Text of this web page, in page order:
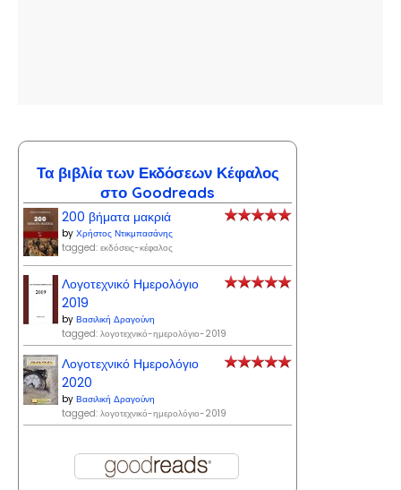
Τα βιβλία των Εκδόσεων Κέφαλος
στο Goodreads
200 βήματα μακριά
by Χρήστος Ντικμπασάνης
tagged: εκδόσεις-κέφαλος
Λογοτεχνικό Ημερολόγιο
2019
by Βασιλική Δραγούνη
tagged: λογοτεχνικό-ημερολόγιο-2019
Λογοτεχνικό Ημερολόγιο
2020
by Βασιλική Δραγούνη
tagged: λογοτεχνικό-ημερολόγιο-2019